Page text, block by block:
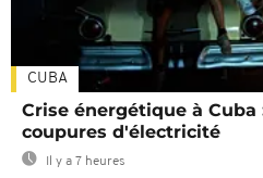
CUBA
Crise énergétique à
coupures d'électricité
Il y a 7 heures